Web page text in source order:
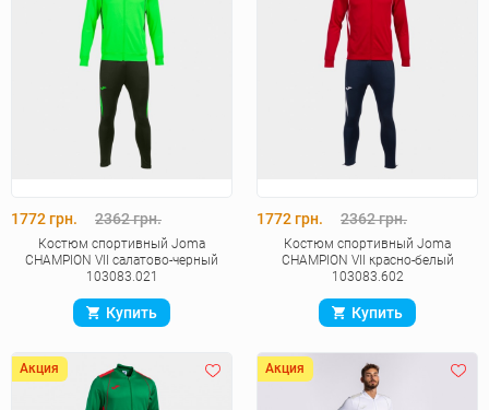
1772 грн. 2362 грн.
Костюм спортивный Joma
CHAMPION VII салатово-черный
103083.021
Купить
1772 грн. 2362 грн.
Костюм спортивный Joma
CHAMPION VII красно-белый
103083.602
Купить
Акция Акция